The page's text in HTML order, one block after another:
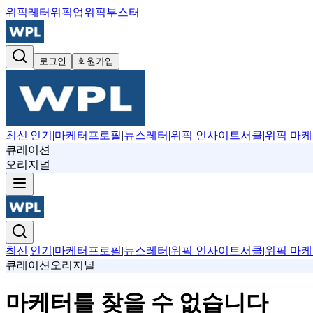
위픽레터 위픽업위픽부스터
로그인 회원가입
최신|인기 |마케터프로필|뉴스레터 |위픽 인사이트서클|위픽 마케
큐레이션
오리지널
최신|인기 |마케터프로필|뉴스레터 |위픽 인사이트서클|위픽 마케
큐레이션 오리지널
마케터를 찾을 수 없습니다